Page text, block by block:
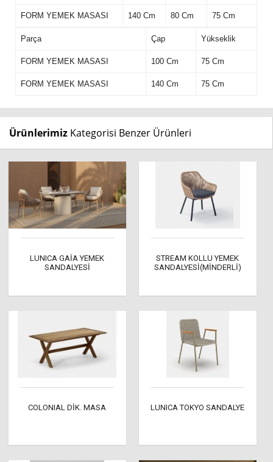
FORM YEMEK MASASI 140 Cm 80 Cm 75 Cm
Parça Çap Yükseklik
FORM YEMEK MASASI 100 Cm 75 Cm
FORM YEMEK MASASI 140 Cm 75 Cm
Ürünlerimiz Kategorisi Benzer Ürünleri
LUNICA GAİA YEMEK
SANDALYESİ
STREAM KOLLU YEMEK
SANDALYESİ(MİNDERLİ)
COLONIAL DİK. MASA LUNICA TOKYO SANDALYE